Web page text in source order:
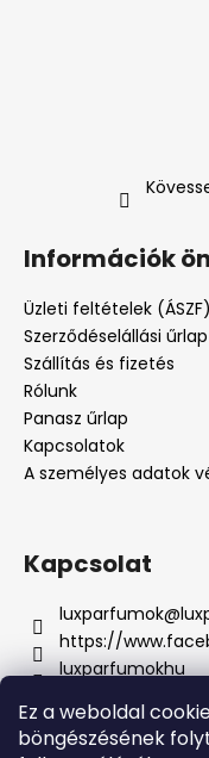
Ez a weboldal
böngészésének
Információk
Üzleti feltételek (ÁSZF)
Szerződéselállási űrlap
Szállítás és fizetés
Rólunk
Panasz űrlap
Kapcsolatok
A személyes adatok
Kapcsolat
luxparfumok@
https://
luxparfumokhu